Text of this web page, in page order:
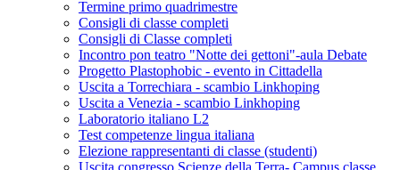
Termine primo quadrimestre
Consigli di classe completi
Consigli di Classe completi
Incontro pon teatro "Notte dei gettoni"-aula Debate
Progetto Plastophobic - evento in Cittadella
Uscita a Torrechiara - scambio Linkhoping
Uscita a Venezia - scambio Linkhoping
Laboratorio italiano L2
Test competenze lingua italiana
Elezione rappresentanti di classe (studenti)